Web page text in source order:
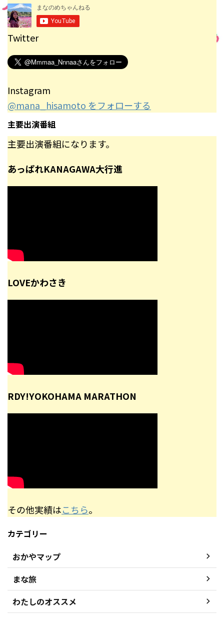
Twitter
Instagram
@mana_hisamoto をフォローする
主要出演番組
主要出演番組になります。
あっぱれKANAGAWA大行進
LOVEかわさき
RDY!YOKOHAMA MARATHON
その他実績はこちら。
カテゴリー
おかやマップ
まな旅
わたしのオススメ